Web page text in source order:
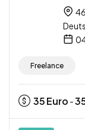
Freelance
35Euro -